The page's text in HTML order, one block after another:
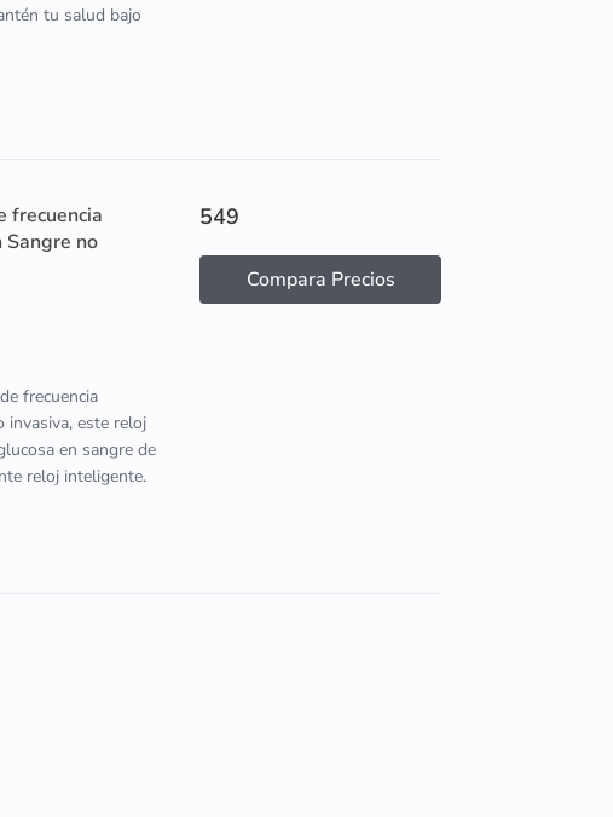
tu salud bajo
frecuencia
Sangre no
frecuencia
invasiva, este reloj
en sangre de
reloj inteligente.
549
Compara Precios